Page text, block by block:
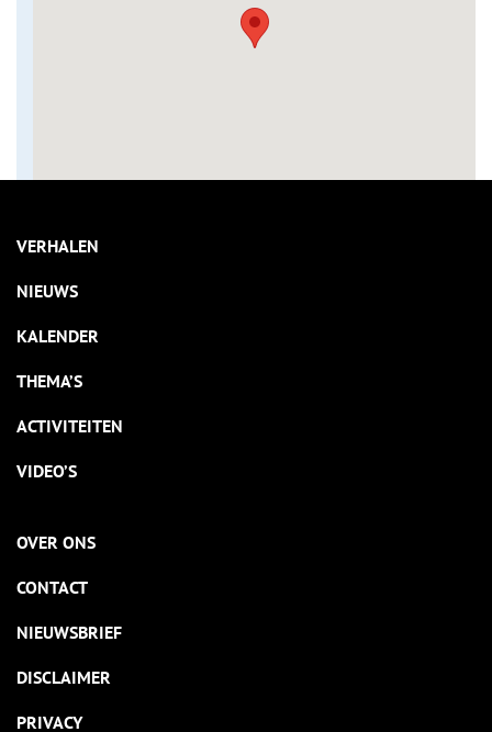
VERHALEN
NIEUWS
KALENDER
THEMA’S
ACTIVITEITEN
VIDEO’S
OVER ONS
CONTACT
NIEUWSBRIEF
DISCLAIMER
PRIVACY